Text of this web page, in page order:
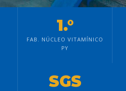
1.°
FAB. NÚCLEO VITAMÍNICO
PY
SGS